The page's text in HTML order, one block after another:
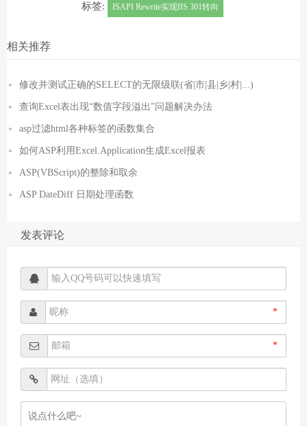
标签: ISAPI Rewrite实现IIS 301转向
相关推荐
修改并测试正确的SELECT的无限级联(省|市|县|乡|村|...)
查询Excel表出现“数值字段溢出”问题解决办法
asp过滤html各种标签的函数集合
如何ASP利用Excel.Application生成Excel报表
ASP(VBScript)的整除和取余
ASP DateDiff 日期处理函数
发表评论
*
*